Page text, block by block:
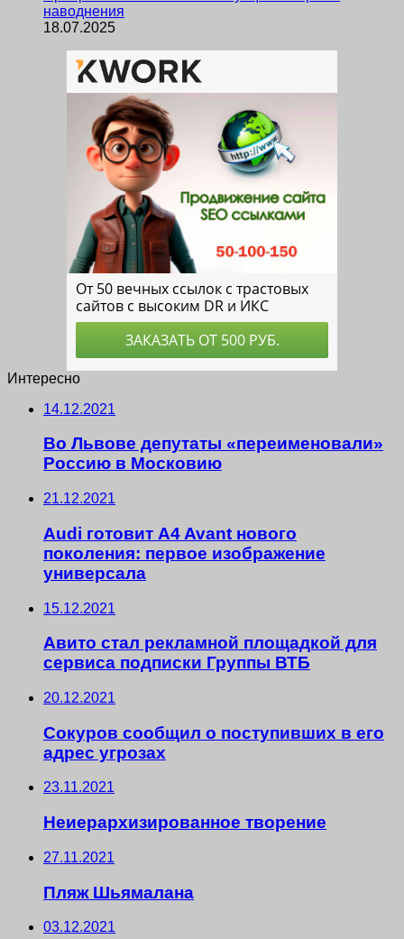
наводнения
18.07.2025
Интересно
14.12.2021
Во Львове депутаты «переименовали»
Россию в Московию
21.12.2021
Audi готовит A4 Avant нового
поколения: первое изображение
универсала
15.12.2021
Авито стал рекламной площадкой для
сервиса подписки Группы ВТБ
20.12.2021
Сокуров сообщил о поступивших в его
адрес угрозах
23.11.2021
Неиерархизированное творение
27.11.2021
Пляж Шьямалана
03.12.2021